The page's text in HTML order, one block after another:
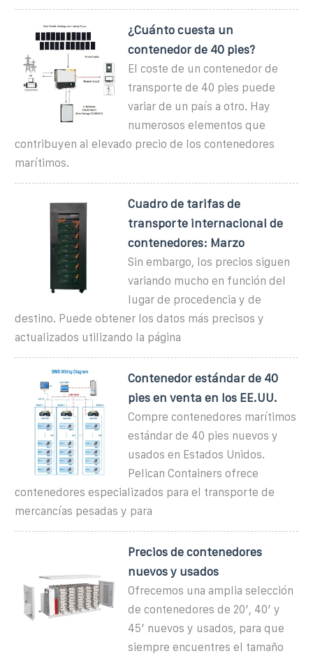
¿Cuánto cuesta un
contenedor de 40 pies?
El coste de un contenedor de
transporte de 40 pies puede
variar de un país a otro. Hay
numerosos elementos que
contribuyen al elevado precio de los contenedores
marítimos.
Cuadro de tarifas de
transporte internacional de
contenedores: Marzo
Sin embargo, los precios siguen
variando mucho en función del
lugar de procedencia y de
destino. Puede obtener los datos más precisos y
actualizados utilizando la página
Contenedor estándar de 40
pies en venta en los EE.UU.
Compre contenedores marítimos
estándar de 40 pies nuevos y
usados en Estados Unidos.
Pelican Containers ofrece
contenedores especializados para el transporte de
mercancías pesadas y para
Precios de contenedores
nuevos y usados
Ofrecemos una amplia selección
de contenedores de 20′, 40′ y
45′ nuevos y usados, para que
siempre encuentres el tamaño